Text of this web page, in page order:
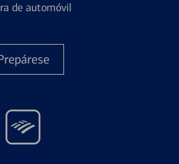
de automóvil